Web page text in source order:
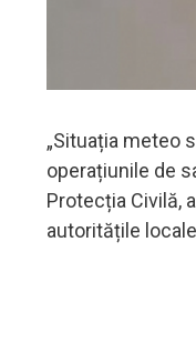
„Situația meteo
operațiunile de
Protecția Civilă,
autoritățile